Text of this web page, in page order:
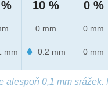
mm
10 %
0 mm
0.2 mm
0 %
0 mm
0 mm
alespoň 0,1 mm